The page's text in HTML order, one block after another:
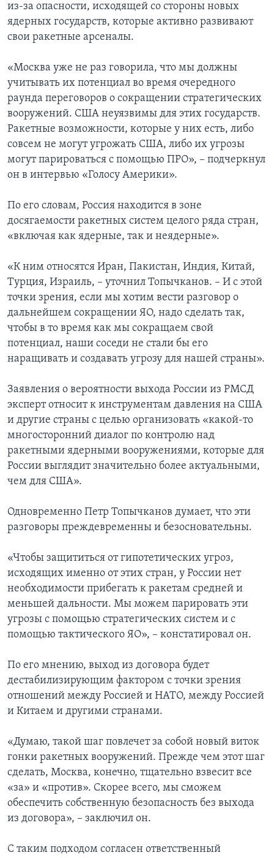
из-за опасности, исходящей со стороны новых
ядерных государств, которые активно развивают
свои ракетные арсеналы.
«Москва уже не раз говорила, что мы должны
учитывать их потенциал во время очередного
раунда переговоров о сокращении стратегических
вооружений. США неуязвимы для этих государств.
Ракетные возможности, которые у них есть, либо
совсем не могут угрожать США, либо их угрозы
могут парироваться с помощью ПРО», – подчеркнул
он в интервью «Голосу Америки».
По его словам, Россия находится в зоне
досягаемости ракетных систем целого ряда стран,
«включая как ядерные, так и неядерные».
«К ним относятся Иран, Пакистан, Индия, Китай,
Турция, Израиль, – уточнил Топычканов. – И с этой
точки зрения, если мы хотим вести разговор о
дальнейшем сокращении ЯО, надо сделать так,
чтобы в то время как мы сокращаем свой
потенциал, наши соседи не стали бы его
наращивать и создавать угрозу для нашей страны».
Заявления о вероятности выхода России из РМСД
эксперт относит к инструментам давления на США
и другие страны с целью организовать «какой-то
многосторонний диалог по контролю над
ракетными ядерными вооружениями, которые для
России выглядит значительно более актуальными,
чем для США».
Одновременно Петр Топычканов думает, что эти
разговоры преждевременны и безосновательны.
«Чтобы защититься от гипотетических угроз,
исходящих именно от этих стран, у России нет
необходимости прибегать к ракетам средней и
меньшей дальности. Мы можем парировать эти
угрозы с помощью стратегических систем и с
помощью тактического ЯО», – констатировал он.
По его мнению, выход из договора будет
дестабилизирующим фактором с точки зрения
отношений между Россией и НАТО, между Россией
и Китаем и другими странами.
«Думаю, такой шаг повлечет за собой новый виток
гонки ракетных вооружений. Прежде чем этот шаг
сделать, Москва, конечно, тщательно взвесит все
«за» и «против». Скорее всего, мы сможем
обеспечить собственную безопасность без выхода
из договора», – заключил он.
С таким подходом согласен ответственный